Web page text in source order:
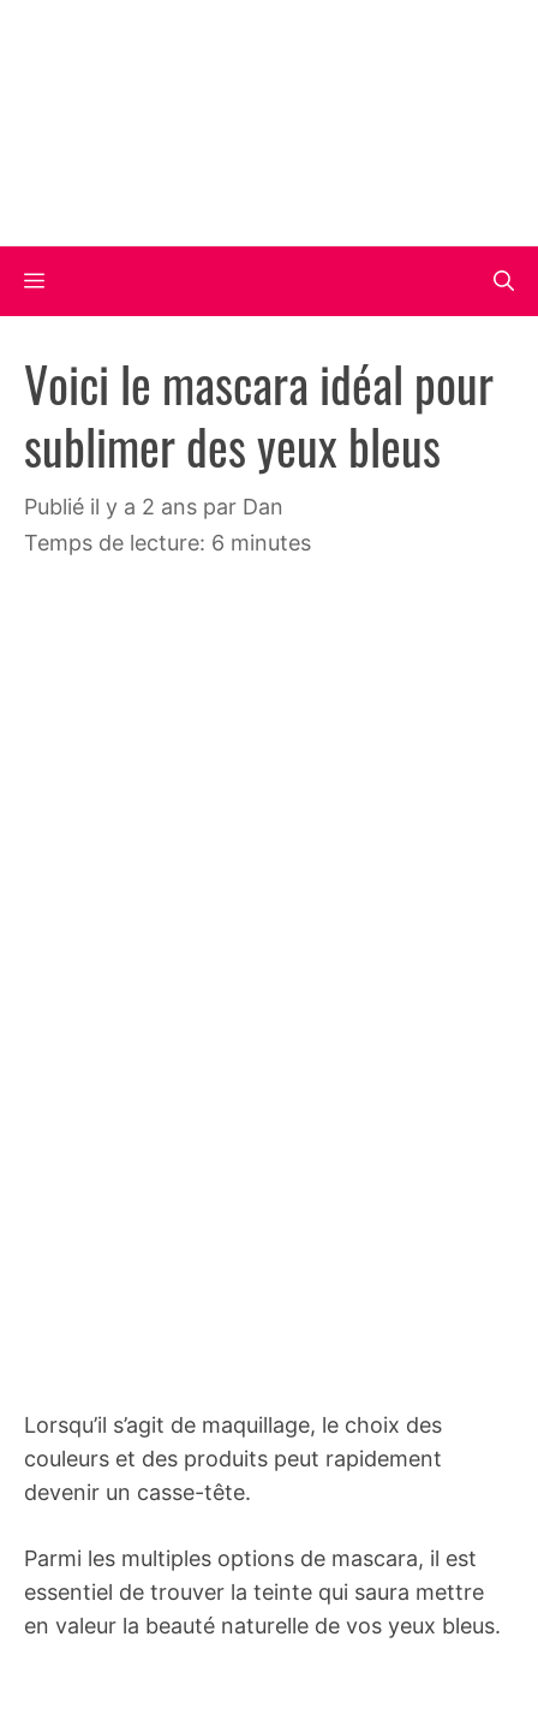
Menu
Voici le mascara idéal pour
sublimer des yeux bleus
publié il y a 2 ans par Dan
Temps de lecture: 6 minutes
Lorsqu’il s’agit de maquillage, le choix des
couleurs et des produits peut rapidement
devenir un casse-tête.
Parmi les multiples options de mascara, il est
essentiel de trouver la teinte qui saura mettre
en valeur la beauté naturelle de vos yeux bleus.